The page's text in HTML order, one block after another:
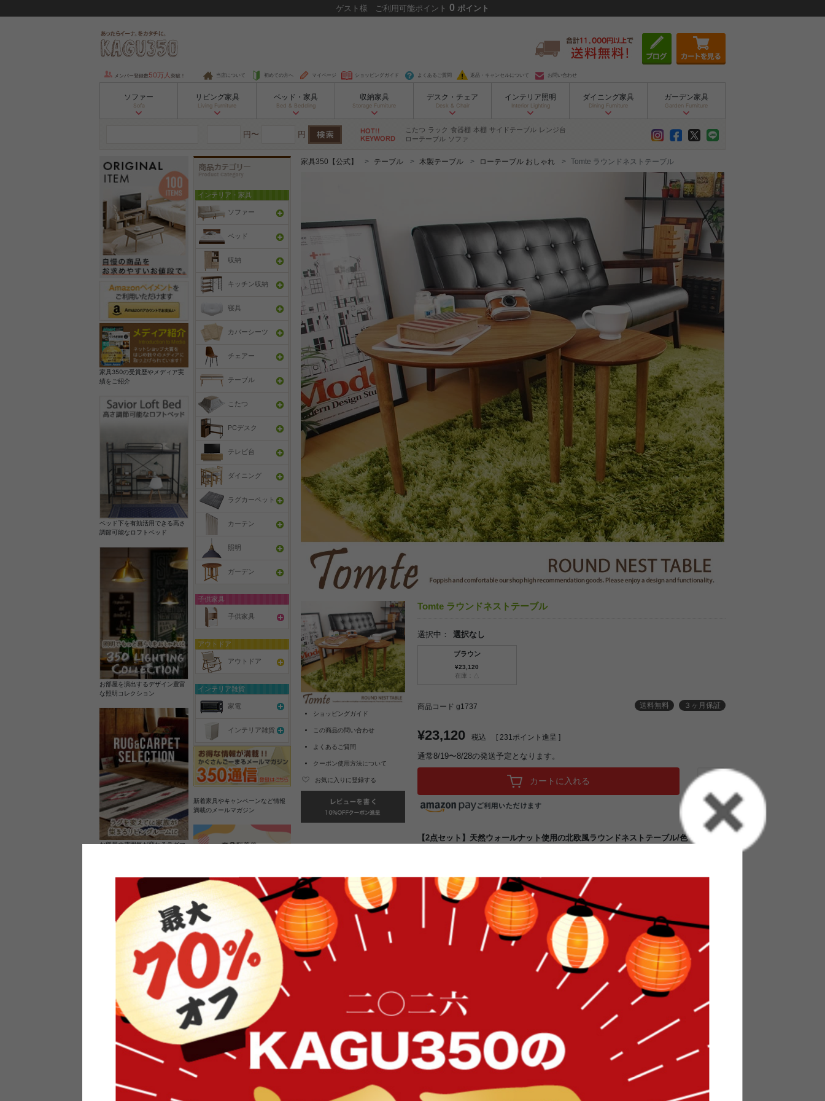
ゲスト 様 ご利用可能ポイント 0 ポイント
メンバー登録数 50万人 突破！ 当店について 初めての方へ マイページ ショッピングガイド よくあるご質問 返品・キャンセルについて お問い合わせ
ソファー
Sofa
リビング家具
Living Furniture
ベッド・家具
Bed & Bedding
収納家具
Storage Furniture
デスク・チェア
Desk & Chair
インテリア照明
Interior Lighting
ダイニング家具
Dining Furniture
ガーデン家具
Garden Furniture
円〜 円 こたつ ラック 食器棚 本棚 サイドテーブル レンジ台
ローテーブル ソファ
家具350の受賞歴やメディア実
績をご紹介
ベッド下を有効活用できる高さ
調節可能なロフトベッド
お部屋を演出するデザイン豊富
な照明コレクション
お部屋の雰囲気が変わるラグマ
素材の良さを活かしたウッドソ
ケットのペンダントライト
インフォメーション
よくあるご質問
インテリア・家具
ソファー
ベッド
収納
キッチン収納
寝具
カバーシーツ
チェアー
テーブル
こたつ
PCデスク
テレビ台
ダイニング
ラグカーペット
カーテン
照明
ガーデン
子供家具
子供家具
アウトドア
アウトドア
インテリア雑貨
家電
インテリア雑貨
新着家具やキャンペーンなど情報
満載のメールマガジン
家具のレビューを書くと10%OFFク
ーポンプレゼント
オフィスやモデルハウスなどイン
家具350【公式】 テーブル 木製テーブル ローテーブル おしゃれ Tomte ラウンドネストテーブル
ショッピングガイド
この商品の問い合わせ
よくあるご質問
クーポン使用方法について
お気に入りに登録する
Tomte ラウンドネストテーブル
選択中： 選択なし
ブラウン
¥23,120
在庫：△
商品コード g1737 送料無料 ３ヶ月保証
¥23,120 税込 [ 231ポイント進呈 ]
通常8/19〜8/28の発送予定となります。
カートに入れる
【2点セット】天然ウォールナット使用の北欧風ラウンドネストテーブル/色・タイプ:
ウドネストテーブル。暖かみのある色合いと雰囲気でお部屋を優しい雰囲気に演出し
てくれます!どのような雰囲気のお部屋にも合わせやすく、お部屋のテイストを選びま
せん。まるでオシャレなカフェに置いてありそうなデザインなので、ご自宅だけでな
くカフェやレストランなど店舗用としても使っていただけます。お部屋をオシャレで
暖かみのある空間に演出してみてはいかがでしょうか。
ずっと使いたい、ノルディックスタイル
北欧の「自然素材でシンプルなデザイン」を基本に、日本の部屋になじむようコンパクトサイズにデザイン
した家具シリーズ「Tomte(トムテ)」。 天然ウォールナット木目と、やわらかなシルエットラインが印象的
です。